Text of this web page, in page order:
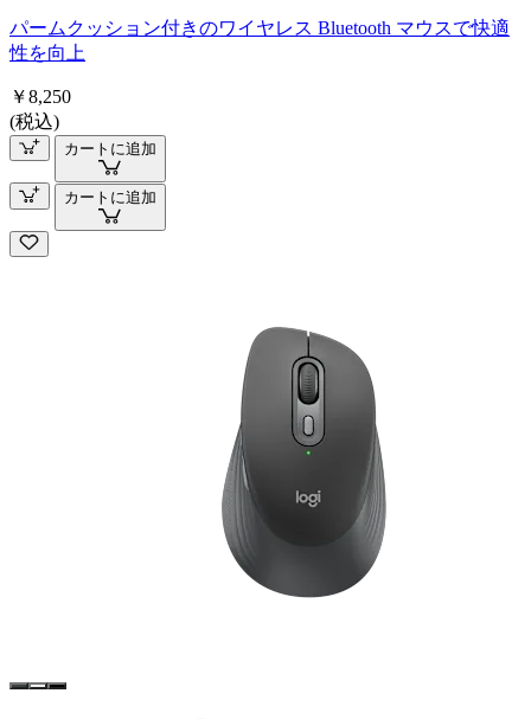
パームクッション付きのワイヤレス Bluetooth マウスで快適
性を向上
￥8,250
(税込)
カートに追加
カートに追加